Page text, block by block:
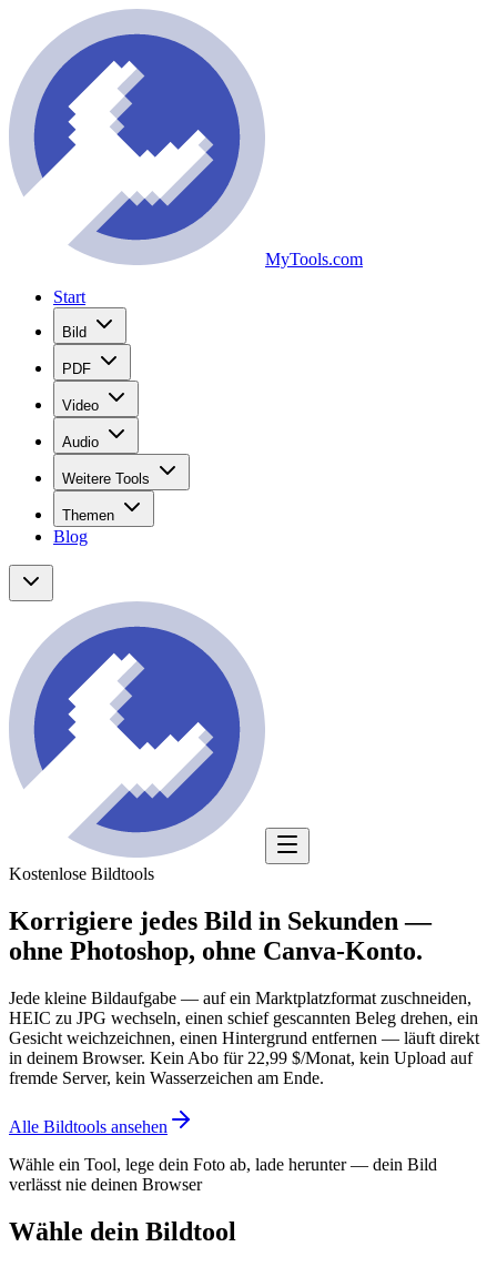
MyTools.com
Start
Bild
PDF
Video
Audio
Weitere Tools
Themen
Blog
Kostenlose Bildtools
Korrigiere jedes Bild in Sekunden —
ohne Photoshop, ohne Canva-Konto.
Jede kleine Bildaufgabe — auf ein Marktplatzformat zuschneiden,
HEIC zu JPG wechseln, einen schief gescannten Beleg drehen, ein
Gesicht weichzeichnen, einen Hintergrund entfernen — läuft direkt
in deinem Browser. Kein Abo für 22,99 $/Monat, kein Upload auf
fremde Server, kein Wasserzeichen am Ende.
Alle Bildtools ansehen
Wähle ein Tool, lege dein Foto ab, lade herunter — dein Bild
verlässt nie deinen Browser
Wähle dein Bildtool